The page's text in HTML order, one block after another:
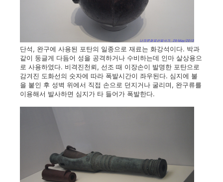
단석, 완구에 사용된 포탄의 일종으로 재료는 화강석이다. 박과
같이 둥글게 다듬어 성을 공격하거나 수비하는데 인마 살상용으
로 사용하였다. 비격진천뢰, 선조 때 이장손이 발명한 포탄으로
감겨진 도화선의 숫자에 따라 폭발시간이 좌우된다. 심지에 불
을 붙인 후 성벽 위에서 직접 손으로 던지거나 굴리며, 완구류를
이용해서 발사하면 심지가 타 들어가 폭발한다.